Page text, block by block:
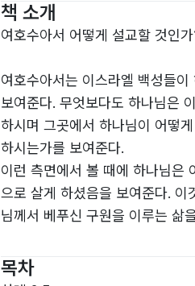
책 소개
여호수아서 어떻게 설교할 것인
여호수아서는 이스라엘 백성들
보여준다. 무엇보다도 하나님은
하시며 그곳에서 하나님이 어떻
하시는가를 보여준다.
이런 측면에서 볼 때에 하나님은
으로 살게 하셨음을 보여준다.
님께서 베푸신 구원을 이루는 삶
하고 있는 것이다.
목차